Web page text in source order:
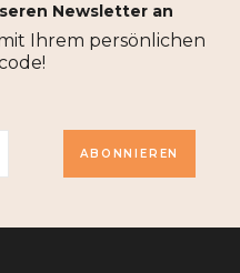
Newsletter an
Ihrem persönlichen
ABONNIEREN